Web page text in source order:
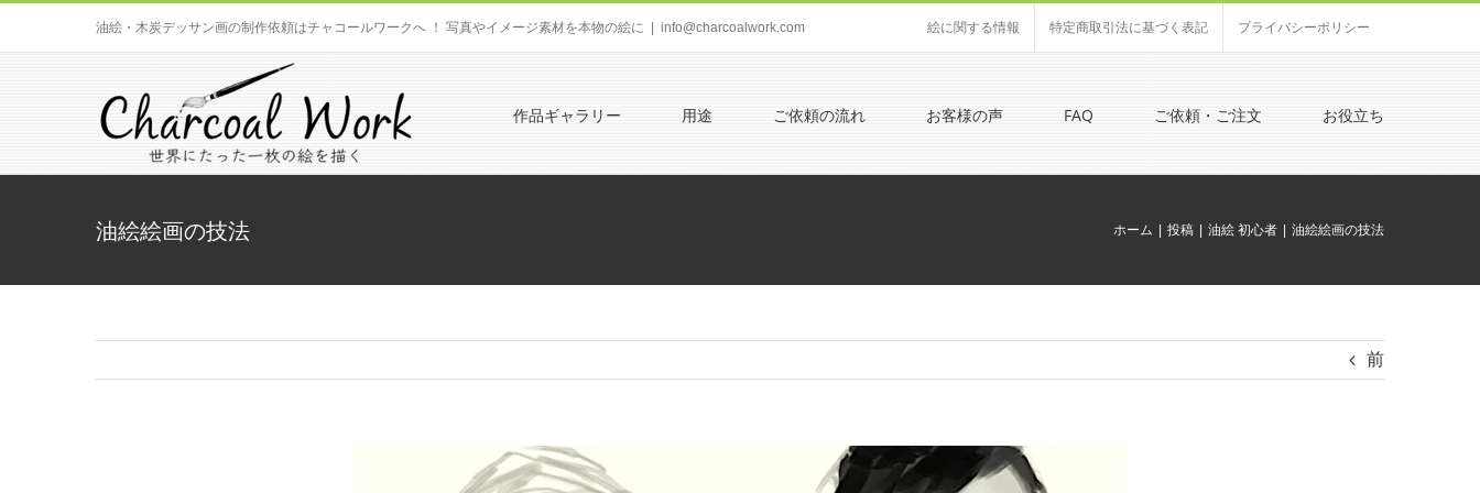
油絵・木炭デッサン画の制作依頼はチャコールワークへ ！ 写真やイメージ素材を本物の絵に info@charcoalwork.com 絵に関する情報 特定商取引法に基づく表記 プライバシーポリシー
作品ギャラリー 用途 ご依頼の流れ お客様の声 FAQ ご依頼・ご注文 お役立ち
油絵絵画の技法 ホーム 投稿 油絵 初心者 油絵絵画の技法
前